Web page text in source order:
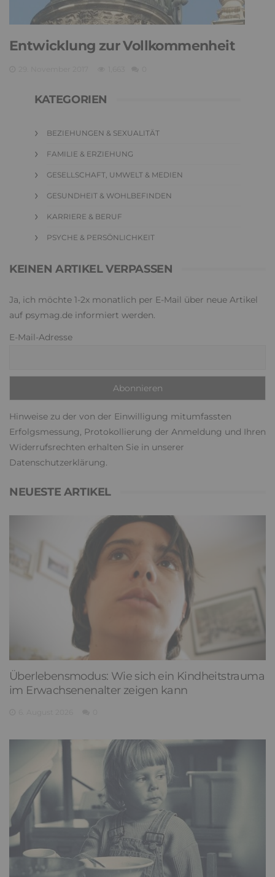
Entwicklung zur Vollkommenheit
KATEGORIEN
BEZIEHUNGEN & SEXUALITÄT
FAMILIE & ERZIEHUNG
GESELLSCHAFT, UMWELT & MEDIEN
GESUNDHEIT & WOHLBEFINDEN
KARRIERE & BERUF
PSYCHE & PERSÖNLICHKEIT
KEINEN ARTIKEL VERPASSEN
Ja, ich möchte 1-2x monatlich per E-Mail über neue Artikel
auf psymag.de informiert werden.
E-Mail-Adresse
Hinweise zu der von der Einwilligung mitumfassten
Erfolgsmessung, Protokollierung der Anmeldung und Ihren
Widerrufsrechten erhalten Sie in unserer
Datenschutzerklärung.
NEUESTE ARTIKEL
Überlebensmodus: Wie sich ein Kindheitstrauma
im Erwachsenenalter zeigen kann